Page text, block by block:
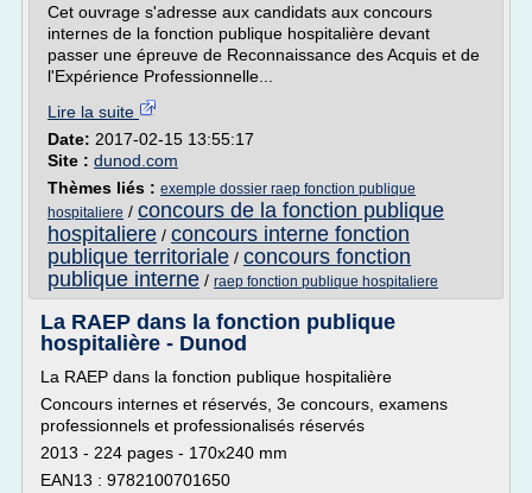
Cet ouvrage s'adresse aux candidats aux concours
internes de la fonction publique hospitalière devant
passer une épreuve de Reconnaissance des Acquis et de
l'Expérience Professionnelle...
Lire la suite
Date: 2017-02-15 13:55:17
Site : dunod.com
Thèmes liés : exemple dossier raep fonction publique
hospitaliere / concours de la fonction publique
hospitaliere / concours interne fonction
publique territoriale / concours fonction
publique interne / raep fonction publique hospitaliere
La RAEP dans la fonction publique
hospitalière - Dunod
La RAEP dans la fonction publique hospitalière
Concours internes et réservés, 3e concours, examens
professionnels et professionalisés réservés
2013 - 224 pages - 170x240 mm
EAN13 : 9782100701650